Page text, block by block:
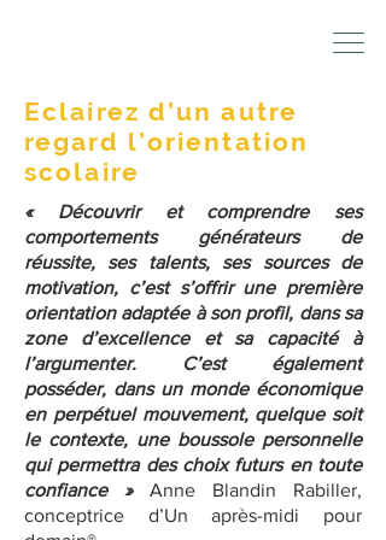
Eclairez d’un autre
regard l’orientation
scolaire
« Découvrir et comprendre ses
comportements générateurs de
réussite, ses talents, ses sources de
motivation, c’est s’offrir une première
orientation adaptée à son profil, dans sa
zone d’excellence et sa capacité à
l’argumenter. C’est également
posséder, dans un monde économique
en perpétuel mouvement, quelque soit
le contexte, une boussole personnelle
qui permettra des choix futurs en toute
confiance »Anne Blandin Rabiller,
conceptrice d’Un après-midi pour